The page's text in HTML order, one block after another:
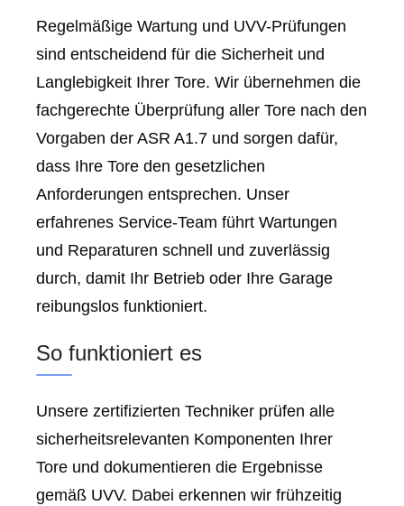
Regelmäßige Wartung und UVV-Prüfungen
sind entscheidend für die Sicherheit und
Langlebigkeit Ihrer Tore. Wir übernehmen die
fachgerechte Überprüfung aller Tore nach den
Vorgaben der ASR A1.7 und sorgen dafür,
dass Ihre Tore den gesetzlichen
Anforderungen entsprechen. Unser
erfahrenes Service-Team führt Wartungen
und Reparaturen schnell und zuverlässig
durch, damit Ihr Betrieb oder Ihre Garage
reibungslos funktioniert.
So funktioniert es
Unsere zertifizierten Techniker prüfen alle
sicherheitsrelevanten Komponenten Ihrer
Tore und dokumentieren die Ergebnisse
gemäß UVV. Dabei erkennen wir frühzeitig